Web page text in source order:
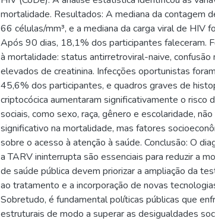
mortalidade. Resultados: A mediana da contagem
66 células/mm³, e a mediana da carga viral de HIV
Após 90 dias, 18,1% dos participantes faleceram.
à mortalidade: status antirretroviral-naive, confusão
elevados de creatinina. Infecções oportunistas
45,6% dos participantes, e quadros graves de
criptocócica aumentaram significativamente o risco
sociais, como sexo, raça, gênero e escolaridade,
significativo na mortalidade, mas fatores
sobre o acesso à atenção à saúde. Conclusão: O
a TARV ininterrupta são essenciais para reduzir a
de saúde pública devem priorizar a ampliação da
ao tratamento e a incorporação de novas
Sobretudo, é fundamental políticas públicas que
estruturais de modo a superar as desigualdades